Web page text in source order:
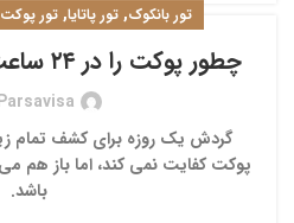
تور بانکوک,تور پاتایا,تور پوکت
چطور پوکت را در ۲۴ ساعت به خوبی بگردیم؟
گردش یک روزه برای کشف تمام
پوکت کفایت نمی کند، اما باز هم
باشد.